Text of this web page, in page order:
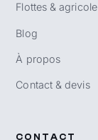
Flottes & agricole
Blog
À propos
Contact & devis
CONTACT